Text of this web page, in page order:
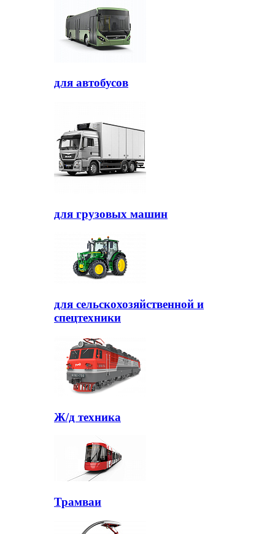
для автобусов
для грузовых машин
для сельскохозяйственной и
спецтехники
Ж/д техника
Трамваи